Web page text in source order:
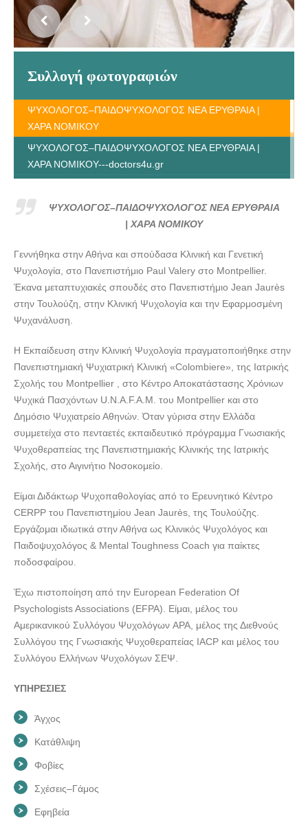
Συλλογή φωτογραφιών
ΨΥΧΟΛΟΓΟΣ–ΠΑΙΔΟΨΥΧΟΛΟΓΟΣ ΝΕΑ ΕΡΥΘΡΑΙΑ |
ΧΑΡΑ ΝΟΜΙΚΟΥ
ΨΥΧΟΛΟΓΟΣ–ΠΑΙΔΟΨΥΧΟΛΟΓΟΣ ΝΕΑ ΕΡΥΘΡΑΙΑ |
ΧΑΡΑ ΝΟΜΙΚΟΥ---doctors4u.gr
ΧΑΡΑ ΝΟΜΙΚΟΥ---doctors4u.gr
ΨΥΧΟΛΟΓΟΣ–ΠΑΙΔΟΨΥΧΟΛΟΓΟΣ ΝΕΑ ΕΡΥΘΡΑΙΑ |
ΨΥΧΟΛΟΓΟΣ–ΠΑΙΔΟΨΥΧΟΛΟΓΟΣ ΝΕΑ ΕΡΥΘΡΑΙΑ |
ΧΑΡΑ ΝΟΜΙΚΟΥ---doctors4u.gr
ΨΥΧΟΛΟΓΟΣ–ΠΑΙΔΟΨΥΧΟΛΟΓΟΣ ΝΕΑ ΕΡΥΘΡΑΙΑ
| ΧΑΡΑ ΝΟΜΙΚΟΥ
Γεννήθηκα στην Αθήνα και σπούδασα Κλινική και Γενετική
Ψυχολογία, στο Πανεπιστήμιο Paul Valery στο Montpellier.
Έκανα μεταπτυχιακές σπουδές στο Πανεπιστήμιο Jean Jaurès
στην Τουλούζη, στην Κλινική Ψυχολογία και την Εφαρμοσμένη
Ψυχανάλυση.
Η Εκπαίδευση στην Κλινική Ψυχολογία πραγματοποιήθηκε στην
Πανεπιστημιακή Ψυχιατρική Κλινική «Colombiere», της Ιατρικής
Σχολής του Montpellier , στο Κέντρο Αποκατάστασης Χρόνιων
Ψυχικά Πασχόντων U.N.A.F.A.M. του Montpellier και στο
Δημόσιο Ψυχιατρείο Αθηνών. Όταν γύρισα στην Ελλάδα
συμμετείχα στο πενταετές εκπαιδευτικό πρόγραμμα Γνωσιακής
Ψυχοθεραπείας της Πανεπιστημιακής Κλινικής της Ιατρικής
Σχολής, στο Αιγινήτιο Νοσοκομείο.
Είμαι Διδάκτωρ Ψυχοπαθολογίας από το Ερευνητικό Κέντρο
CERPP του Πανεπιστημίου Jean Jaurès, της Τουλούζης.
Εργάζομαι ιδιωτικά στην Αθήνα ως Κλινικός Ψυχολόγος και
Παιδοψυχολόγος & Mental Toughness Coach για παίκτες
ποδοσφαίρου.
Έχω πιστοποίηση από την European Federation Of
Psychologists Associations (EFPA). Είμαι, μέλος του
Αμερικανικού Συλλόγου Ψυχολόγων APA, μέλος της Διεθνούς
Συλλόγου της Γνωσιακής Ψυχοθεραπείας IACP και μέλος του
Συλλόγου Ελλήνων Ψυχολόγων ΣΕΨ.
ΥΠΗΡΕΣΙΕΣ
Άγχος
Κατάθλιψη
Φοβίες
Σχέσεις–Γάμος
Εφηβεία